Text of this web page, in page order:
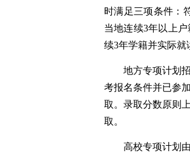
时满足三项条件：
当地连续3年以上
续3年学籍并实际就
地方专项计划
考报名条件并已参
取。录取分数原则
取。
高校专项计划